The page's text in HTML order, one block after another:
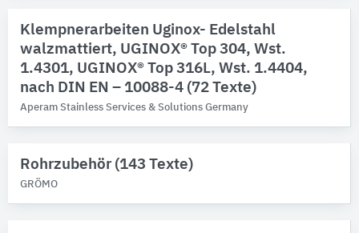
Klempnerarbeiten Uginox- Edelstahl
walzmattiert, UGINOX® Top 304, Wst.
1.4301, UGINOX® Top 316L, Wst. 1.4404,
nach DIN EN – 10088-4 (72 Texte)
Aperam Stainless Services & Solutions Germany
Rohrzubehör (143 Texte)
GRÖMO